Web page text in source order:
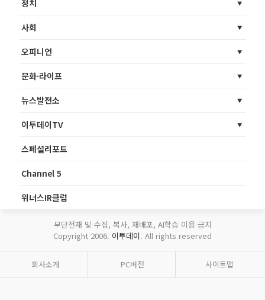
정치
사회
오피니언
문화·라이프
뉴스발전소
이투데이TV
스페셜리포트
Channel 5
위너스IR클럽
무단전재 및 수집, 복사, 재배포, AI학습 이용 금지
Copyright 2006. 이투데이. All rights reserved
회사소개 PC버전 사이트맵